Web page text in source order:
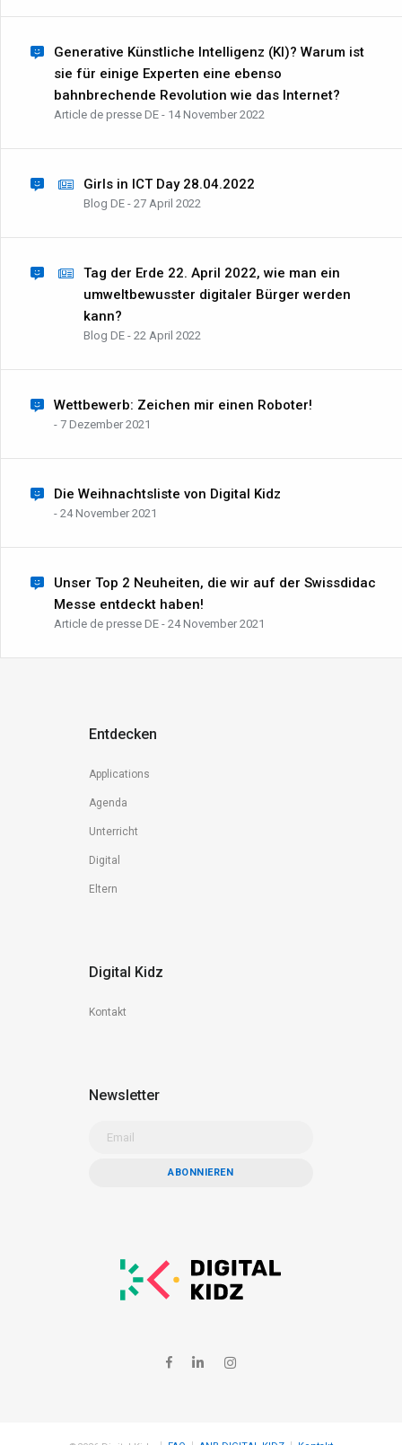
Generative Künstliche Intelligenz (KI)? Warum ist
sie für einige Experten eine ebenso
bahnbrechende Revolution wie das Internet?
Article de presse DE - 14 November 2022
Girls in ICT Day 28.04.2022
Blog DE - 27 April 2022
Tag der Erde 22. April 2022, wie man ein
umweltbewusster digitaler Bürger werden
kann?
Blog DE - 22 April 2022
Wettbewerb: Zeichen mir einen Roboter!
- 7 Dezember 2021
Die Weihnachtsliste von Digital Kidz
- 24 November 2021
Unser Top 2 Neuheiten, die wir auf der Swissdidac
Messe entdeckt haben!
Article de presse DE - 24 November 2021
Entdecken
Applications
Agenda
Unterricht
Digital
Eltern
Digital Kidz
Kontakt
Newsletter